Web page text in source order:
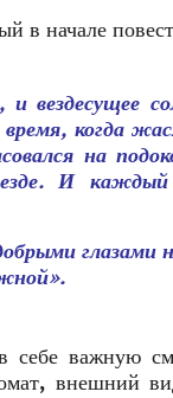
в начале
вездесущее
когда
на
И каждый
глазами
себе важную
внешний